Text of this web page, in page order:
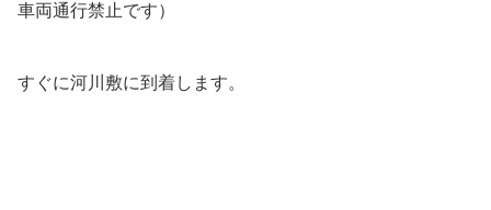
車両通行禁止です）
すぐに河川敷に到着します。